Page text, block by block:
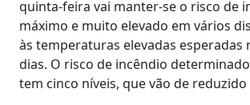
quinta-feira vai manter-se o risco de
máximo e muito elevado em vários
às temperaturas elevadas esperadas
dias. O risco de incêndio
tem cinco níveis, que vão de reduzido